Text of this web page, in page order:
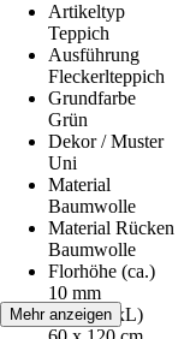
Artikeltyp
Teppich
Ausführung
Fleckerlteppich
Grundfarbe
Grün
Dekor / Muster
Uni
Material
Baumwolle
Material Rücken
Baumwolle
Florhöhe (ca.)
10 mm
Maße (BxL)
Mehr anzeigen